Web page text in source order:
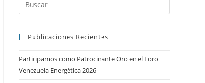
Publicaciones Recientes
Participamos como Patrocinante Oro en el Foro
Venezuela Energética 2026